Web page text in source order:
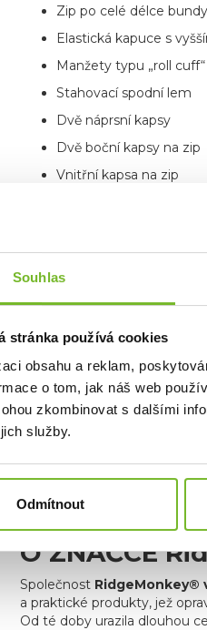
Souhlas
stránka používá cookies
obsahu a reklam,
o tom, jak náš web
zkombinovat s dalšími
služby.
Odmítnout
Zip po celé délce bundy
Elastická kapuce s
Manžety typu „roll cuff“
Stahovací spodní lem
Dvě náprsní kapsy
Dvě boční kapsy na zip
Vnitřní kapsa na zip
O ZNAČCE
Společnost RidgeMonkey®
a praktické produkty, jež
Od té doby urazila dlouhou